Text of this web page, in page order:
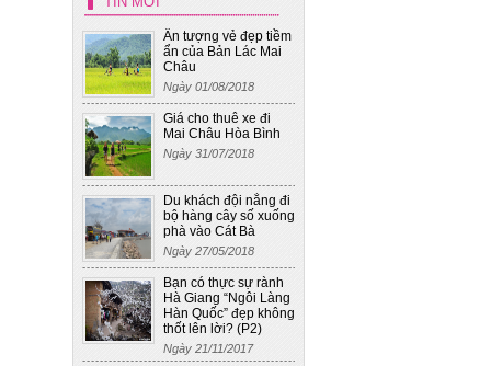
Maybach
Xe hoa cưới - Toyota Camry
Ấn tượng vẻ đẹp tiềm
ẩn của Bản Lác Mai
Châu
Ngày 01/08/2018
Giá cho thuê xe đi
Mai Châu Hòa Bình
Ngày 31/07/2018
Du khách đội nắng đi
bộ hàng cây số xuống
phà vào Cát Bà
Ngày 27/05/2018
Bạn có thực sự rành
Hà Giang “Ngôi Làng
Hàn Quốc” đẹp không
thốt lên lời? (P2)
Ngày 21/11/2017